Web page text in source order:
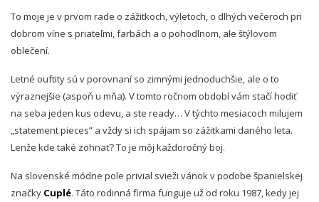
To moje je v prvom rade o zážitkoch, výletoch, o dlhých večeroch pri
dobrom víne s priateľmi, farbách a o pohodlnom, ale štýlovom
oblečení.
Letné ouftity sú v porovnaní so zimnými jednoduchšie, ale o to
výraznejšie (aspoň u mňa). V tomto ročnom období vám stačí hodiť
na seba jeden kus odevu, a ste ready… V týchto mesiacoch milujem
„statement pieces” a vždy si ich spájam so zážitkami daného leta.
Lenže kde také zohnať? To je môj každoročný boj.
Na slovenské módne pole privial svieži vánok v podobe španielskej
značky Cuplé. Táto rodinná firma funguje už od roku 1987, kedy jej